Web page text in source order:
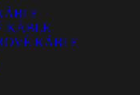
KÁBLE
KÁBLE